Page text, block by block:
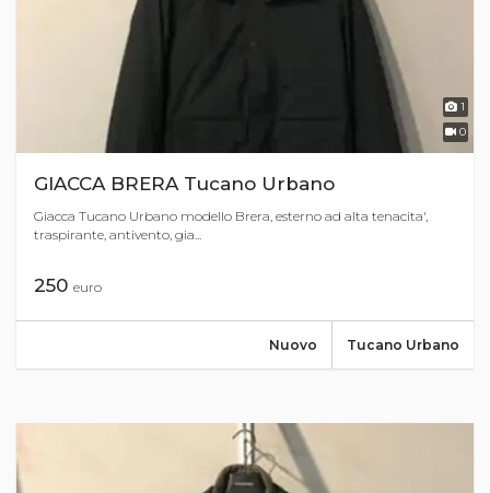
1
0
GIACCA BRERA Tucano Urbano
Giacca Tucano Urbano modello Brera, esterno ad alta tenacita',
traspirante, antivento, gia...
250 euro
Tucano Urbano
Nuovo